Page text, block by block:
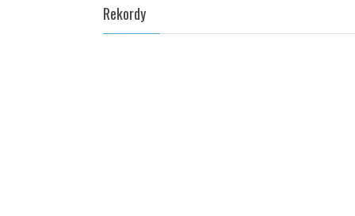
Rekordy